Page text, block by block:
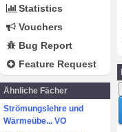
Statistics
Vouchers
Bug Report
Feature Request
Ähnliche Fächer
Strömungslehre und
Wärmeübe... VO